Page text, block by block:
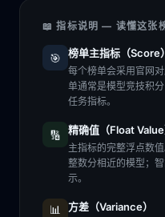
📖 指标说明 — 读懂这张
🎯 榜单主指标（Score）
每个榜单会采用官网
单通常是模型竞技积
任务指标。
🔢 精确值（Float Value
主指标的完整浮点数
整数分相近的模型；
示。
📊 方差（Variance）